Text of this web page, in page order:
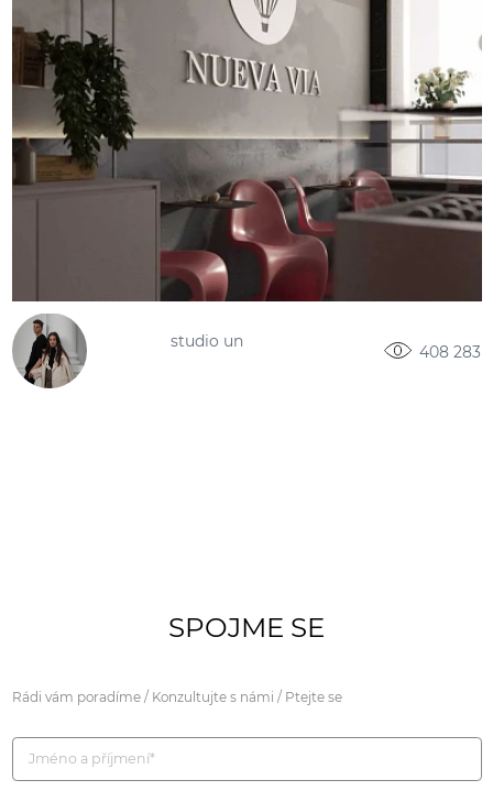
studio un
408 283
SPOJME SE
Rádi vám poradíme / Konzultujte s námi / Ptejte se